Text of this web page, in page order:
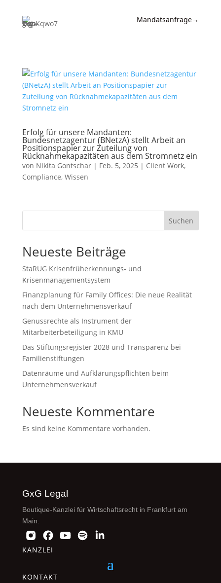
Insights
Wissen
Kanzlei
Kontakt
Mandatsanfrage→
Erfolg für unsere Mandanten:
Bundesnetzagentur (BNetzA) stellt Arbeit an
Positionspapier zur Zuteilung von
Rücknahmekapazitäten aus dem Stromnetz ein
von Nikita Gontschar| Feb. 5, 2025 | Client Work,
Compliance, Wissen
Suchen
Neueste Beiträge
StaRUG Krisenfrüherkennungs- und
Krisenmanagementsystem
Finanzplanung für Family Offices: Die neue Realität
nach dem Unternehmensverkauf
Genussrechte als Instrument der
Mitarbeiterbeteiligung in KMU
Das Stiftungsregister 2028 und Transparenz bei
Familienstiftungen
Datenräume und Aufklärungspflichten beim
Unternehmensverkauf
Neueste Kommentare
Es sind keine Kommentare vorhanden.
GxG Legal
Boutique-Kanzlei für Wirtschaftsrecht in Frankfurt am
Main.
KANZLEI
KONTAKT